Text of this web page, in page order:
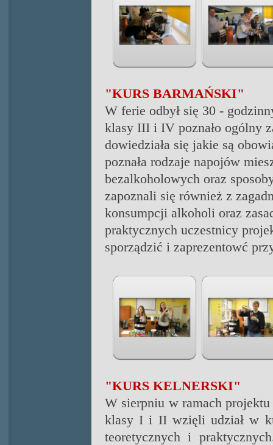
"KURS BARMAŃSKI"
W ferie odbył się 30 -
klasy III i IV poznało ogólny
dowiedziała się jakie są
poznała rodzaje napojów
bezalkoholowych oraz
zapoznali się również z
konsumpcji alkoholi oraz
praktycznych uczestnicy
sporządzić i zaprezentowć
"KURS KELNERSKI"
W sierpniu w ramach
klasy I i II wzięli udział w
teoretycznych i